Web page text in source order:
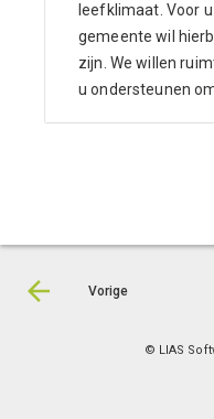
leefklimaat. Voor
gemeente wil
zijn. We willen
u ondersteunen
Vorige
© LIAS